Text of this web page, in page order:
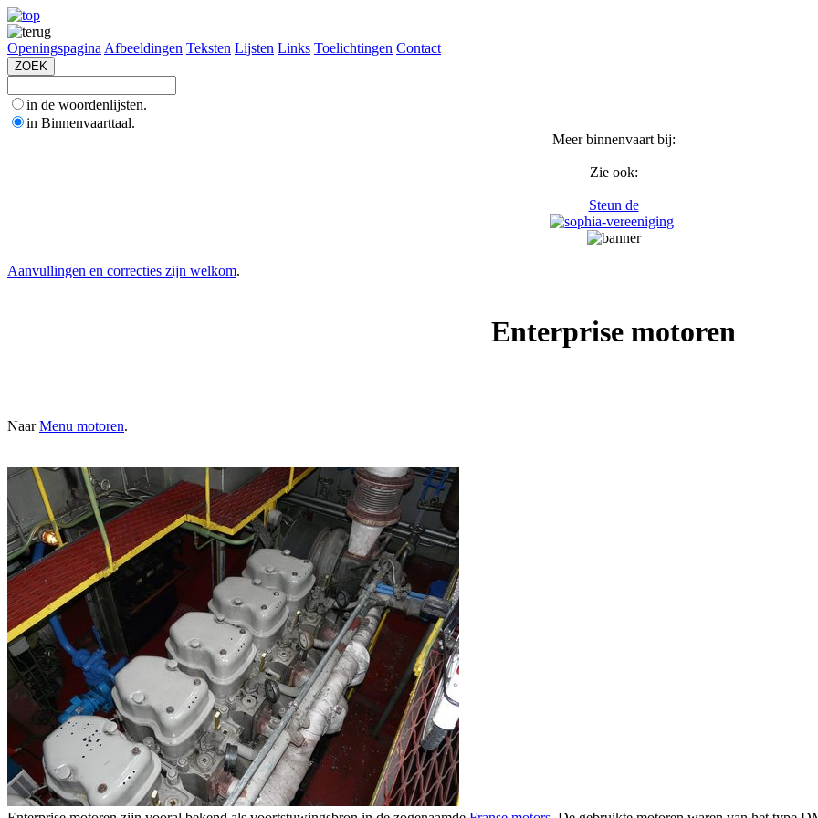
Openingspagina Afbeeldingen Teksten Lijsten Links Toelichtingen Contact
in de woordenlijsten.
in Binnenvaarttaal.
Meer binnenvaart bij:
Zie ook:
Steun de
Aanvullingen en correcties zijn welkom.
Enterprise motoren
NaarMenu motoren.